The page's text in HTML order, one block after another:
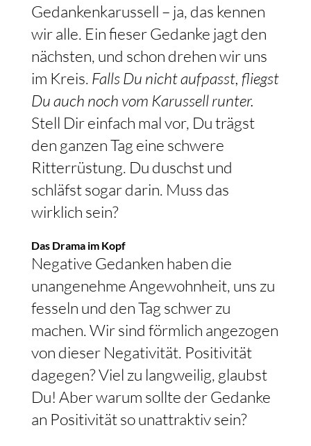
Gedankenkarussell – ja, das kennen
wir alle. Ein fieser Gedanke jagt den
nächsten, und schon drehen wir uns
im Kreis. Falls Du nicht aufpasst, fliegst
Du auch noch vom Karussell runter.
Stell Dir einfach mal vor, Du trägst
den ganzen Tag eine schwere
Ritterrüstung. Du duschst und
schläfst sogar darin. Muss das
wirklich sein?
Das Drama im Kopf
Negative Gedanken haben die
unangenehme Angewohnheit, uns zu
fesseln und den Tag schwer zu
machen. Wir sind förmlich angezogen
von dieser Negativität. Positivität
dagegen? Viel zu langweilig, glaubst
Du! Aber warum sollte der Gedanke
an Positivität so unattraktiv sein?